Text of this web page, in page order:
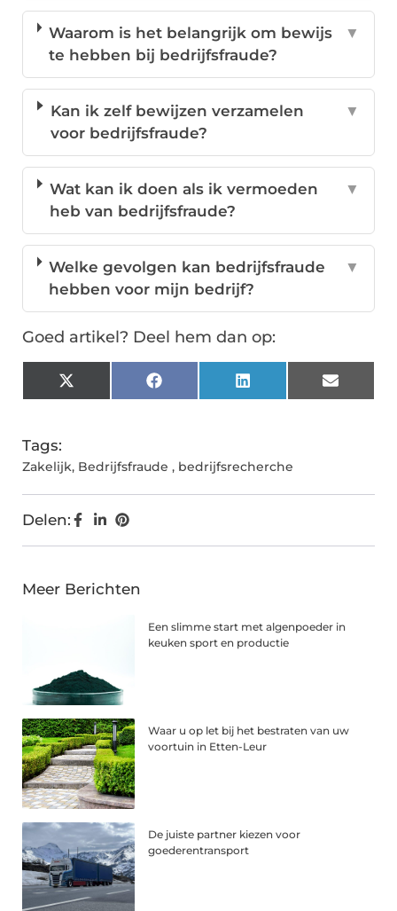
Waarom is het belangrijk om bewijs
te hebben bij bedrijfsfraude?
▼
Kan ik zelf bewijzen verzamelen
voor bedrijfsfraude?
▼
Wat kan ik doen als ik vermoeden
heb van bedrijfsfraude?
▼
Welke gevolgen kan bedrijfsfraude
hebben voor mijn bedrijf?
▼
Goed artikel? Deel hem dan op:
X
(Twitter)
Facebook LinkedIn Email
Tags:
Zakelijk, Bedrijfsfraude , bedrijfsrecherche
Delen:
Meer Berichten
Een slimme start met algenpoeder in
keuken sport en productie
Waar u op let bij het bestraten van uw
voortuin in Etten-Leur
De juiste partner kiezen voor
goederentransport